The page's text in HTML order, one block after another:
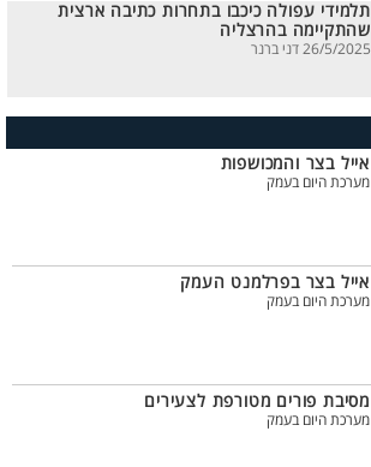
תלמידי עפולה כיכבו בתחרות כתיבה ארצית
שהתקיימה בהרצליה
26/5/2025 דני ברנר
אייל בצר והמכושפות
מערכת היום בעמק
אייל בצר בפרלמנט העמק
מערכת היום בעמק
מסיבת פורים מטורפת לצעירים
מערכת היום בעמק